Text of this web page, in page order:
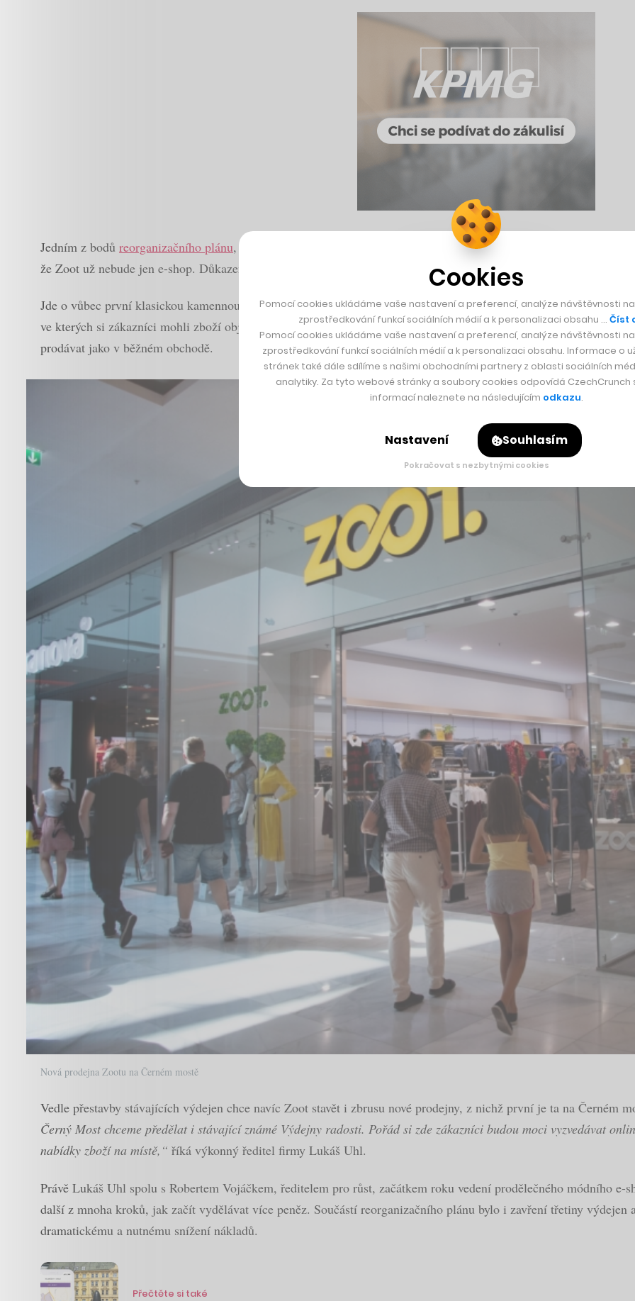
Jedním z bodů reorganizačního plánu, v rámci něhož bylo věřiteli schváleno i to, že majitelé nezajištěných
že Zoot už nebude jen e-shop. Důkazem je nově otevřená kamenná prodejna v pražském obchodním centru Černý
Jde o vůbec první klasickou kamennou prodejnu, kterou Zoot otevírá. Až dosud fungoval jako internetový
ve kterých si zákazníci mohli zboží objednané online vyzkoušet a převzít. Byznysově to však dlouhodobě
prodávat jako v běžném obchodě.
Nová prodejna Zootu na Černém mostě
Vedle přestavby stávajících výdejen chce navíc Zoot stavět i zbrusu nové prodejny, z nichž první je ta na Černém
Černý Most chceme předělat i stávající známé Výdejny radosti. Pořád si zde zákazníci budou moci vyzvedávat
nabídky zboží na místě,“ říká výkonný ředitel firmy Lukáš Uhl.
Právě Lukáš Uhl spolu s Robertem Vojáčkem, ředitelem pro růst, začátkem roku vedení prodělečného módního
další z mnoha kroků, jak začít vydělávat více peněz. Součástí reorganizačního plánu bylo i zavření třetiny výdejen
dramatickému a nutnému snížení nákladů.
Přečtěte si také
Cookies
Pomocí cookies ukládáme vaše nastavení a preferencí, analýze návštěvnosti
zprostředkování funkcí sociálních médií a k personalizaci obsahu … Číst
Pomocí cookies ukládáme vaše nastavení a preferencí, analýze návštěvnosti
zprostředkování funkcí sociálních médií a k personalizaci obsahu. Informace o
stránek také dále sdílíme s našimi obchodními partnery z oblasti sociálních
analytiky. Za tyto webové stránky a soubory cookies odpovídá CzechCrunch
informací naleznete na následujícím odkazu.
Nastavení Souhlasím
Pokračovat s nezbytnými cookies